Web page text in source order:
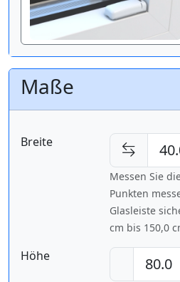
Maße
Breite
Messen Sie
Punkten
Glasleiste
cm bis 150,0
Höhe